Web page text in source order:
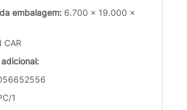
embalagem: 6.700 x 19.000 x
CAR
1